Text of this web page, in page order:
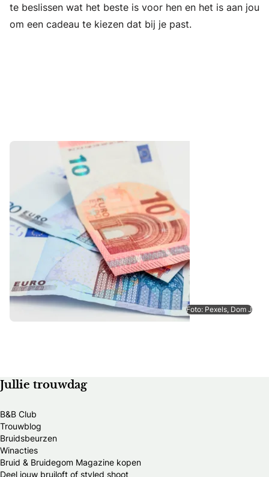
te beslissen wat het beste is voor hen en het is aan jou
om een cadeau te kiezen dat bij je past.
Foto: Pexels, Dom J
Jullie trouwdag
B&B Club
Trouwblog
Bruidsbeurzen
Winacties
Bruid & Bruidegom Magazine kopen
Deel jouw bruiloft of styled shoot